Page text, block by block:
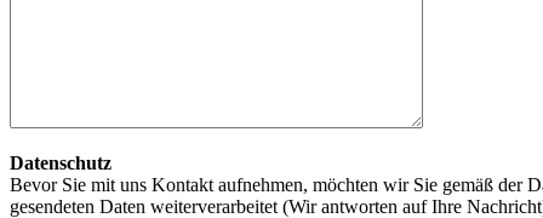
Datenschutz
Bevor Sie mit uns Kontakt aufnehmen, möchten wir Sie gemäß der
gesendeten Daten weiterverarbeitet (Wir antworten auf Ihre